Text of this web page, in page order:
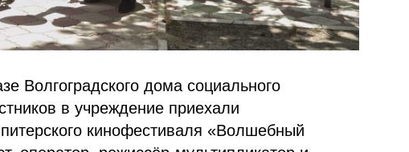
Волгоградского дома социального
в учреждение приехали
кинофестиваля «Волшебный